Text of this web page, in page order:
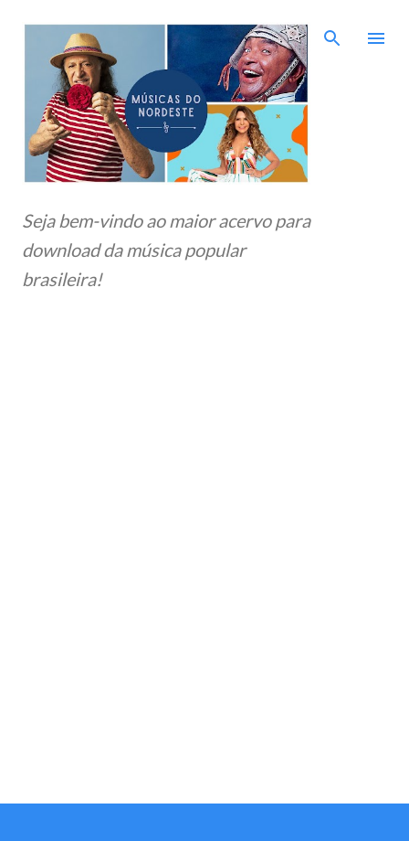
Pular para o conteúdo principal
Seja bem-vindo ao maior acervo para
download da música popular
brasileira!